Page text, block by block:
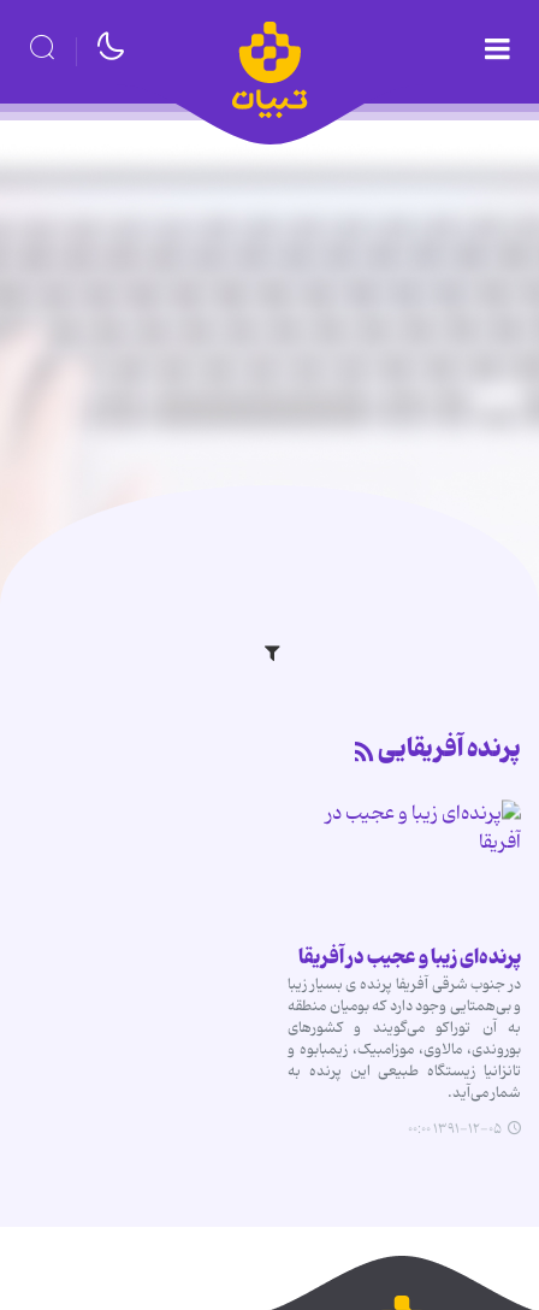
پرنده‌ آفریقایی
پرنده‌ای زیبا و عجیب در آفریقا
در جنوب شرقی آفریفا پرنده ی بسیار زیبا
و بی‌همتایی وجود دارد که بومیان منطقه
به آن توراکو می‌گویند و کشورهای
بوروندی، مالاوی، موزامبیک، زیمبابوه و
تانزانیا زیستگاه طبیعی این پرنده به
شمار می‌آید.
۱۳۹۱-۱۲-۰۵ ۰۰:۰۰